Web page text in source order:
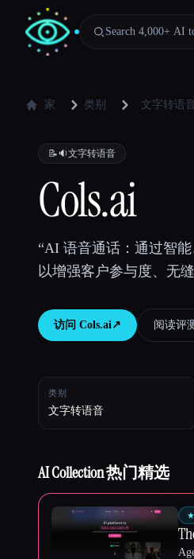
Search 4,000+ AI
家 类别 文字转语
📝🔉文字转语音
Cols.ai
“AI 语音通话：通过智
以增强客户参与度、无
访问 Cols.ai ↗︎ 阅读评
类别
文字转语音
AI Collection 热门精选
★